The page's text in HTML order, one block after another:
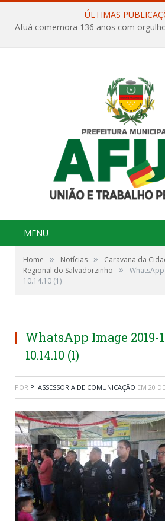
ÚLTIMAS
MENU
Home » Notícias »
Caravana da
Regional do Salvadorzinho
»
10.14.10 (1)
WhatsApp Image 2019-
10.14.10 (1)
POR P: ASSESSORIA DE COMUNICAÇÃO EM 20